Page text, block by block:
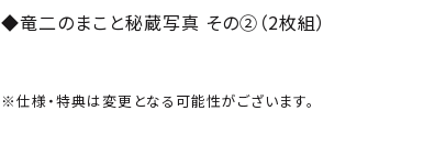
◆竜二のまこと秘蔵写真 その②（2枚組）
※仕様・特典は変更となる可能性がございます。